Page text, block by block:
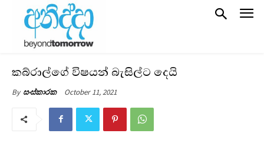
කබ්රාල්ගේ විෂයන් බැසිල්ට දෙයි
By සංස්කාරක October 11, 2021